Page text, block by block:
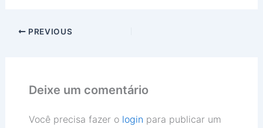
PREVIOUS
Deixe um comentário
Você precisa fazer o login para publicar um